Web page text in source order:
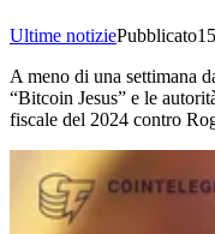
Ultime notiziePubblicato
A meno di una settimana
“Bitcoin Jesus” e le
fiscale del 2024 contro